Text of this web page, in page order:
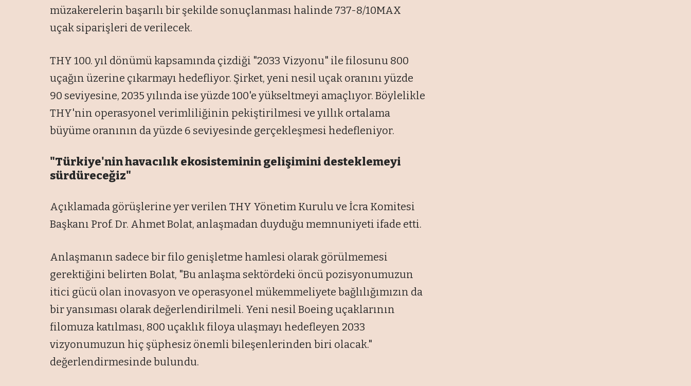
müzakerelerin başarılı bir şekilde sonuçlanması halinde 737-8/10MAX
uçak siparişleri de verilecek.
THY 100. yıl dönümü kapsamında çizdiği "2033 Vizyonu" ile filosunu 800
uçağın üzerine çıkarmayı hedefliyor. Şirket, yeni nesil uçak oranını yüzde
90 seviyesine, 2035 yılında ise yüzde 100'e yükseltmeyi amaçlıyor. Böylelikle
THY'nin operasyonel verimliliğinin pekiştirilmesi ve yıllık ortalama
büyüme oranının da yüzde 6 seviyesinde gerçekleşmesi hedefleniyor.
"Türkiye'nin havacılık ekosisteminin gelişimini desteklemeyi
sürdüreceğiz"
Açıklamada görüşlerine yer verilen THY Yönetim Kurulu ve İcra Komitesi
Başkanı Prof. Dr. Ahmet Bolat, anlaşmadan duyduğu memnuniyeti ifade etti.
Anlaşmanın sadece bir filo genişletme hamlesi olarak görülmemesi
gerektiğini belirten Bolat, "Bu anlaşma sektördeki öncü pozisyonumuzun
itici gücü olan inovasyon ve operasyonel mükemmeliyete bağlılığımızın da
bir yansıması olarak değerlendirilmeli. Yeni nesil Boeing uçaklarının
filomuza katılması, 800 uçaklık filoya ulaşmayı hedefleyen 2033
vizyonumuzun hiç şüphesiz önemli bileşenlerinden biri olacak."
değerlendirmesinde bulundu.